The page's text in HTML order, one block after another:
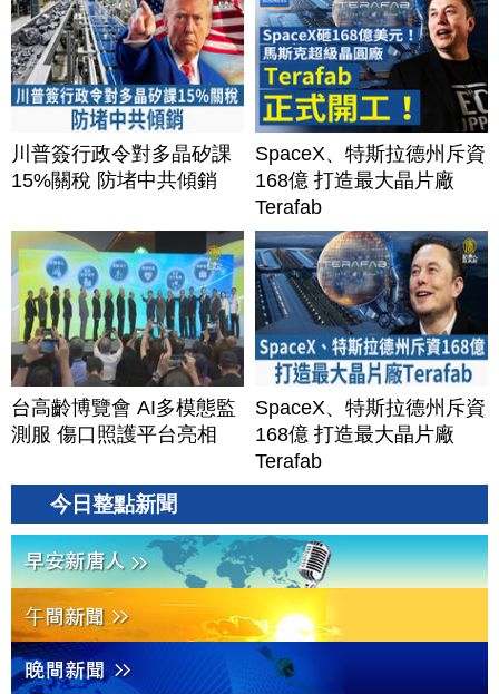
川普簽行政令對多晶矽課
15%關稅 防堵中共傾銷
SpaceX、特斯拉德州斥資
168億 打造最大晶片廠
Terafab
台高齡博覽會 AI多模態監
測服 傷口照護平台亮相
SpaceX、特斯拉德州斥資
168億 打造最大晶片廠
Terafab
今日整點新聞